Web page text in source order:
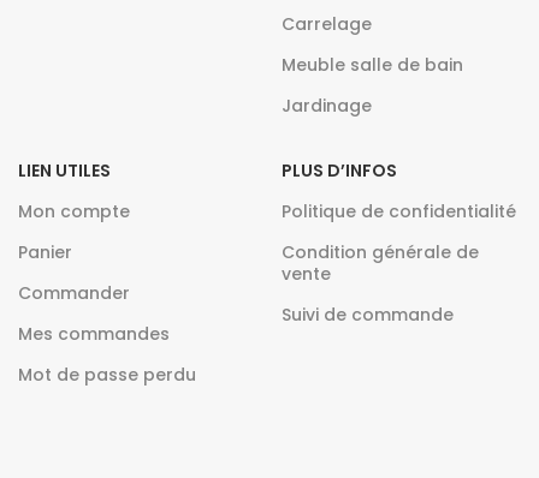
Carrelage
Meuble salle de bain
Jardinage
LIEN UTILES
Mon compte
Panier
Commander
Mes commandes
Mot de passe perdu
PLUS D’INFOS
Politique de confidentialité
Condition générale de
vente
Suivi de commande